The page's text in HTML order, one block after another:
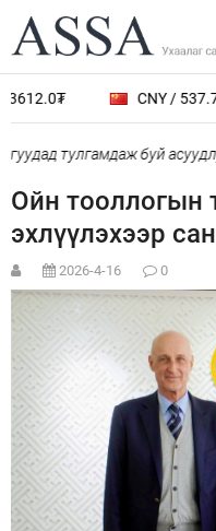
CNY / 537.7₮
тулгамдаж буй
Ойн тооллогын
эхлүүлэхээр
2026-4-16 0